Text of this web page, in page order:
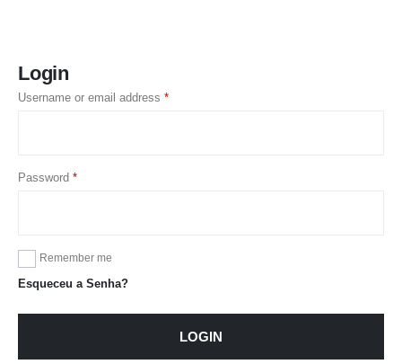
Login
Username or email address *Required
Password *Required
Remember me
Esqueceu a Senha?
LOGIN